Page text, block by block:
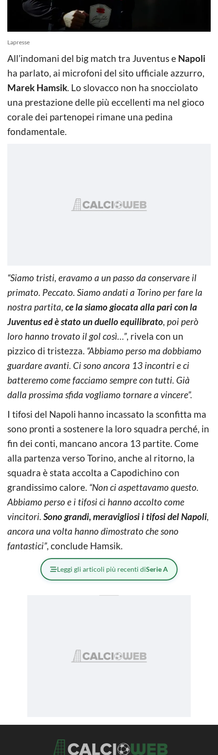
Lapresse
All’indomani del big match tra Juventus e Napoli
ha parlato, ai microfoni del sito ufficiale azzurro,
Marek Hamsik. Lo slovacco non ha snocciolato
una prestazione delle più eccellenti ma nel gioco
corale dei partenopei rimane una pedina
fondamentale.
“Siamo tristi, eravamo a un passo da conservare il
primato. Peccato. Siamo andati a Torino per fare la
nostra partita, ce la siamo giocata alla pari con la
Juventus ed è stato un duello equilibrato, poi però
loro hanno trovato il gol così…”, rivela con un
pizzico di tristezza. “Abbiamo perso ma dobbiamo
guardare avanti. Ci sono ancora 13 incontri e ci
batteremo come facciamo sempre con tutti. Già
dalla prossima sfida vogliamo tornare a vincere”.
I tifosi del Napoli hanno incassato la sconfitta ma
sono pronti a sostenere la loro squadra perché, in
fin dei conti, mancano ancora 13 partite. Come
alla partenza verso Torino, anche al ritorno, la
squadra è stata accolta a Capodichino con
grandissimo calore. “Non ci aspettavamo questo.
Abbiamo perso e i tifosi ci hanno accolto come
vincitori. Sono grandi, meravigliosi i tifosi del Napoli,
ancora una volta hanno dimostrato che sono
fantastici”, conclude Hamsik.
Leggi gli articoli più recenti diSerie A